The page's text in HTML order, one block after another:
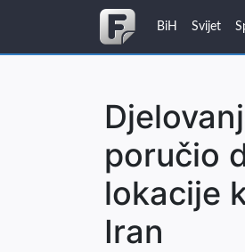
BiH Svijet
poručio
lokacije
Iran